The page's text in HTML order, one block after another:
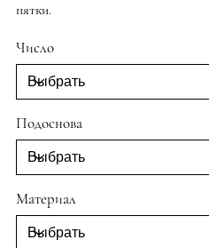
пятки.
Число
Подоснова
Материал